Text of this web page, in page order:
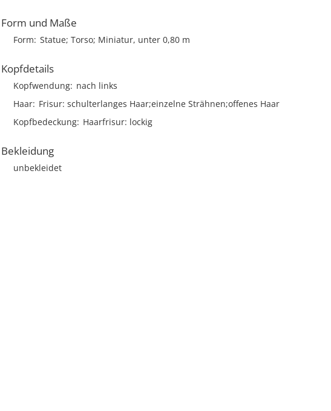
Form und Maße
Form Statue; Torso; Miniatur, unter 0,80 m
Kopfdetails
Kopfwendung nach links
Haar Frisur schulterlanges Haar;einzelne Strähnen;offenes Haar
Kopfbedeckung Haarfrisur: lockig
Bekleidung
unbekleidet